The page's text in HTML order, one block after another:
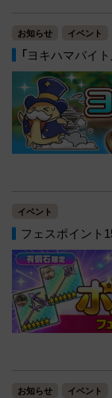
お知らせ イベント
「ヨキハマバイト
イベント
フェスポイント
お知らせ イベント